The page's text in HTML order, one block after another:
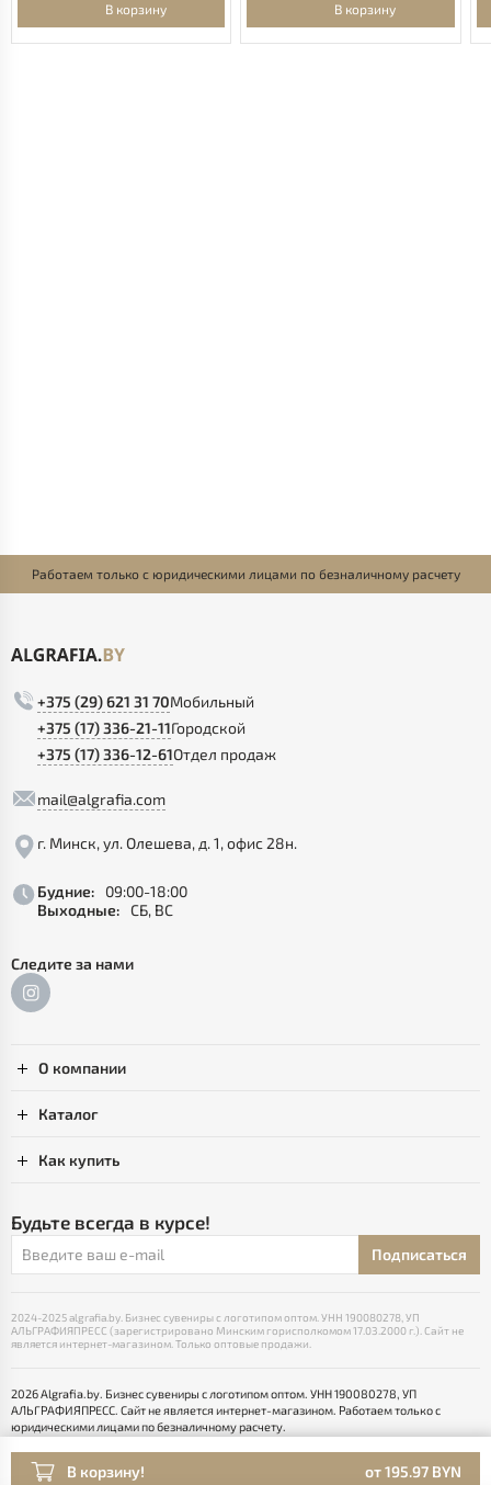
В корзину! от 195.97 BYN
В корзину В корзину
Работаем только с юридическими лицами по безналичному расчету
+375 (29) 621 31 70Мобильный
+375 (17) 336-21-11Городской
+375 (17) 336-12-61Отдел продаж
mail@algrafia.com
г. Минск, ул. Олешева, д. 1, офис 28н.
Будние:
09:00-18:00
Выходные: СБ, ВС
Следите за нами
О компании
Каталог
Как купить
Будьте всегда в курсе!
Подписаться
2024-2025 algrafia.by. Бизнес сувениры с логотипом оптом. УНН 190080278, УП
АЛЬГРАФИЯПРЕСС (зарегистрировано Минским горисполкомом 17.03.2000 г.). Сайт не
является интернет-магазином. Только оптовые продажи.
2026 Algrafia.by. Бизнес сувениры с логотипом оптом. УНН 190080278, УП
АЛЬГРАФИЯПРЕСС. Сайт не является интернет-магазином. Работаем только с
юридическими лицами по безналичному расчету.